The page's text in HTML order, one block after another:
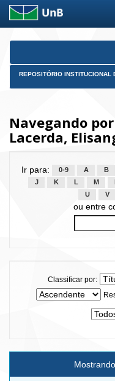
Skip
REPOSITÓRIO INSTITUCIONAL
Navegando
Lacerda,
Ir para: 0-9 A B
J
K L M
U
V
ou entre
Classificar por: